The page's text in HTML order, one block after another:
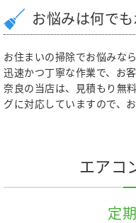
お悩みは何で
お住まいの掃除でお悩みな
迅速かつ丁寧な作業で、お
奈良の当店は、見積もり無
グに対応していますので、
エアコ
定